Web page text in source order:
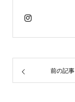
前の記事